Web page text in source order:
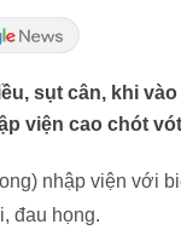
sụt cân, khi
viện cao chót
nhập viện với
đau họng.